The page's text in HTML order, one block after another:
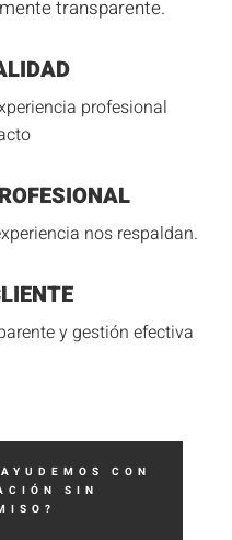
transparente.
profesional
nos respaldan.
y gestión efectiva
CON
SIN